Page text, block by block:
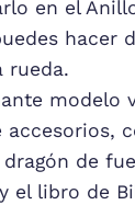
en el
hacer
rueda.
modelo
accesorios,
dragón de
el libro de